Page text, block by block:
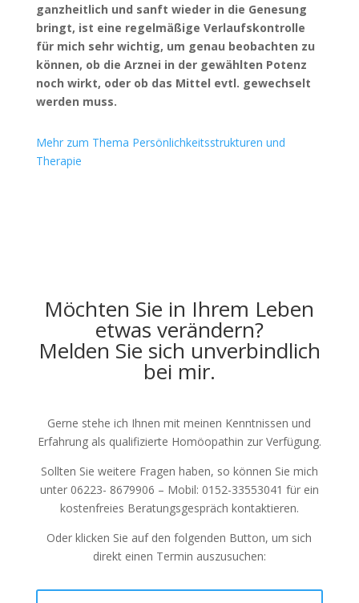
ganzheitlich und sanft wieder in die Genesung
bringt, ist eine regelmäßige Verlaufskontrolle
für mich sehr wichtig, um genau beobachten zu
können, ob die Arznei in der gewählten Potenz
noch wirkt, oder ob das Mittel evtl. gewechselt
werden muss.
Mehr zum Thema Persönlichkeitsstrukturen und
Therapie
Möchten Sie in Ihrem Leben
etwas verändern?
Melden Sie sich unverbindlich
bei mir.
Gerne stehe ich Ihnen mit meinen Kenntnissen und
Erfahrung als qualifizierte Homöopathin zur Verfügung.
Sollten Sie weitere Fragen haben, so können Sie mich
unter 06223- 8679906 – Mobil: 0152-33553041 für ein
kostenfreies Beratungsgespräch kontaktieren.
Oder klicken Sie auf den folgenden Button, um sich
direkt einen Termin auszusuchen: